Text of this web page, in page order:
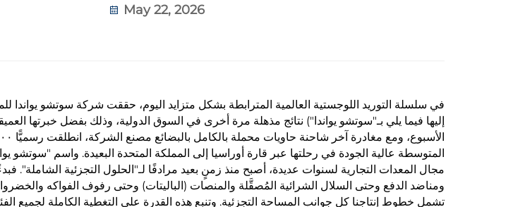
May 22, 2026
في سلسلة التوريد اللوجستية العالمية المترابطة بشكل متزايد اليوم، حققت شركة سوتشو يواندا
إليها فيما يلي بـ"سوتشو يواندا") نتائج مذهلة مرة أخرى في السوق الدولية، وذلك بفضل خبرتها
المتوسطة عالية الجودة في رحلتها عبر قارة أوراسيا إلى المملكة المتحدة البعيدة. واسم "سوتشو
مجال المعدات التجارية لسنوات عديدة، أصبح منذ زمنٍ بعيد مرادفًا لـ"الحلول التجزئية الشاملة".
ومناضد الدفع وحتى السلال الشرائية المُصقَّلة والمنصات (الباليتات) وحتى رفوف الفواكه
تشمل خطوط إنتاجنا كل جوانب المساحة التجزئية. وتنبع هذه القدرة على التغطية الكاملة لجميع